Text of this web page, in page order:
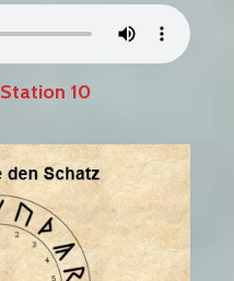
Station 10